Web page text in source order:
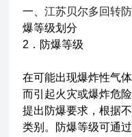
一、江苏贝尔多回转
爆等级划分
2．防爆等级
在可能出现爆炸性气
而引起火灾或爆炸危
提出防爆要求，根据
类别。防爆等级可通